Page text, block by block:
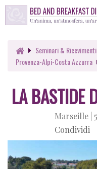
Seminari & Ricevimenti
Provenza-Alpi-Costa Azzurra
LA BASTIDE
Marseille |
Condividi